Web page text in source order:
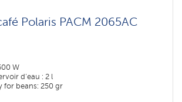
Polaris PACM 2065AC
W
d'eau : 2 l
for beans: 250 gr